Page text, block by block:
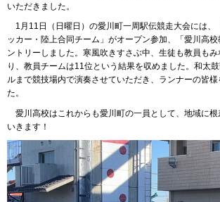
いただきました。
1月11日（日曜日）の愛川町一周駅伝競走大会には、
ッカー・陸上合同チーム」がオープン参加、「愛川高
ントリーしました。寒風吹きすさぶ中、生徒も教員も
り、教員チームは11位という結果を収めました。和太
ルまで競技場内で演奏させていただき、ランナーの皆
た。
愛川高校はこれからも愛川町の一員として、地域に
いきます！